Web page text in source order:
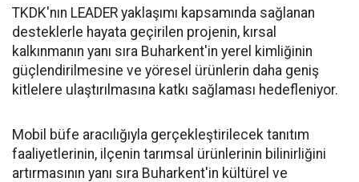
TKDK'nın LEADER yaklaşımı kapsamında sağlanan
desteklerle hayata geçirilen projenin, kırsal
kalkınmanın yanı sıra Buharkent'in yerel kimliğinin
güçlendirilmesine ve yöresel ürünlerin daha geniş
kitlelere ulaştırılmasına katkı sağlaması hedefleniyor.
Mobil büfe aracılığıyla gerçekleştirilecek tanıtım
faaliyetlerinin, ilçenin tarımsal ürünlerinin bilinirliğini
artırmasının yanı sıra Buharkent'in kültürel ve